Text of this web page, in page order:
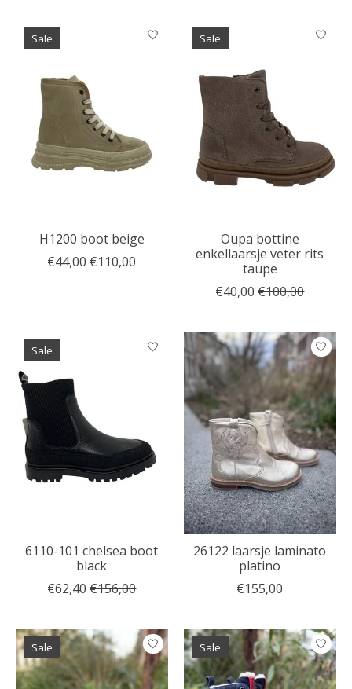
Sale
H1200 boot beige
€44,00 €110,00
Sale
Oupa bottine
enkellaarsje veter rits
taupe
€40,00 €100,00
Sale
6110-101 chelsea boot
black
€62,40 €156,00
26122 laarsje laminato
platino
€155,00
Sale Sale